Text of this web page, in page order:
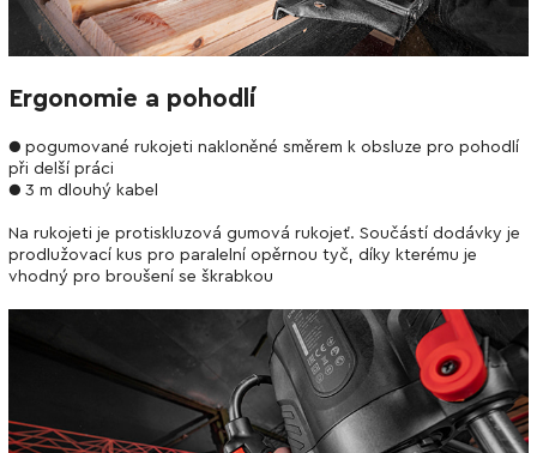
Ergonomie a pohodlí
● pogumované rukojeti nakloněné směrem k obsluze pro pohodlí
při delší práci
● 3 m dlouhý kabel
Na rukojeti je protiskluzová gumová rukojeť. Součástí dodávky je
prodlužovací kus pro paralelní opěrnou tyč, díky kterému je
vhodný pro broušení se škrabkou